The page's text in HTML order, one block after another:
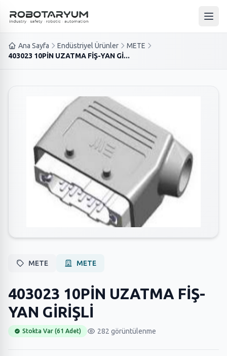
Ana içeriğe geç
Ana
Ana Sayfa Endüstriyel Ürünler
METE
403023 10PİN UZATMA FİŞ-YAN Gİ...
METE METE
403023 10PİN UZATMA FİŞ-
YAN GİRİŞLİ
Stokta Var (61 Adet) 282 görüntülenme